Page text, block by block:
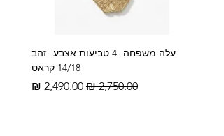
עלה משפחה- 4 טביעות אצבע- זהב
14/18 קראט
מחיר רגיל מחיר מבצע